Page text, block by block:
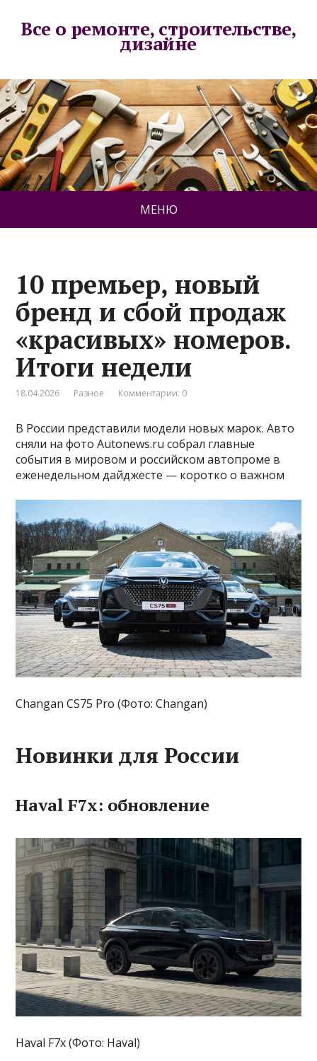
Все о ремонте, строительстве,
дизайне
МЕНЮ
10 премьер, новый
бренд и сбой продаж
«красивых» номеров.
Итоги недели
18.04.2026 Разное Комментарии: 0
В России представили модели новых марок. Авто
сняли на фото Autonews.ru собрал главные
события в мировом и российском автопроме в
еженедельном дайджесте — коротко о важном
Changan CS75 Pro (Фото: Changan)
Новинки для России
Haval F7x: обновление
Haval F7x (Фото: Haval)